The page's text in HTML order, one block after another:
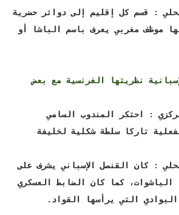
: قسم كل إقليم إلى دوائر حضرية
موظف مغربي يعرف باسم الباشا أو
نظريتها الفرنسية مع بعض
: احتكر المندوب السامي
تاركا سلطة شكلية لخليفة
: كان القنصل الإسباني يشرف على
الباشوات، كما كان الضابط العسكري
البوادي التي يرأسها القواد.